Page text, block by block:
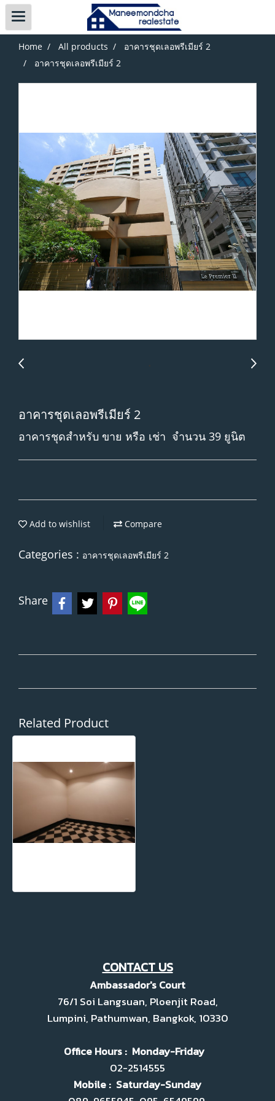
Home All products
อาคารชุดเลอพรีเมียร์ 2
อาคารชุดเลอพรีเมียร์ 2
อาคารชุดเลอพรีเมียร์ 2
อาคารชุดสำหรับ ขาย หรือ เช่า จำนวน 39 ยูนิต
Add to wishlist Compare
Categories : อาคารชุดเลอพรีเมียร์ 2
Share
Related Product
CONTACT US
Ambassador's Court
76/1 Soi Langsuan, Ploenjit Road,
Lumpini, Pathumwan, Bangkok, 10330
Office Hours : Monday-Friday
02-2514555
Mobile : Saturday-Sunday